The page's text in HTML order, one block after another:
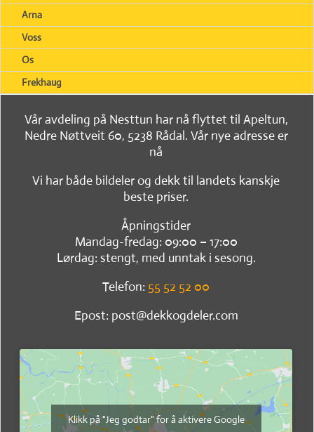
Arna
Voss
Os
Frekhaug
Vår avdeling på Nesttun har nå flyttet til Apeltun,
Nedre Nøttveit 60, 5238 Rådal. Vår nye adresse er
nå
Vi har både bildeler og dekk til landets kanskje
beste priser.
Åpningstider
Mandag-fredag: 09:00 – 17:00
Lørdag: stengt, med unntak i sesong.
Telefon: 55 52 52 00
Epost: post@dekkogdeler.com
Klikk på "Jeg godtar" for å aktivere Google